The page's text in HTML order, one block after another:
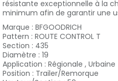
résistante exceptionnelle à la
minimum afin de garantir une
Marque : BFGOODRICH
Pattern : ROUTE CONTROL T
Section : 435
Diamètre : 19
Application : Régionale , Urbaine
Position : Trailer/Remorque